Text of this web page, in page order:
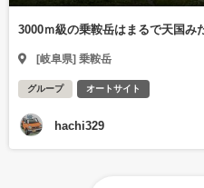
3000ｍ級の乗鞍岳はまるで天国み
[岐阜県] 乗鞍岳
グループ オートサイト
hachi329